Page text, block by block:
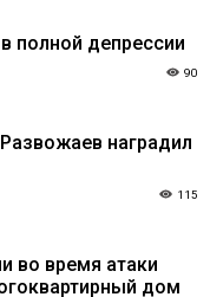
полной депрессии
90
наградил
115
во время атаки
дом